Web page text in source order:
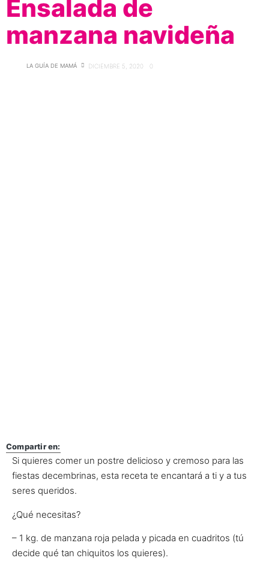
Ensalada de
manzana navideña
LA GUÍA DE MAMÁ DICIEMBRE 5, 2020 0
Compartir en:
Si quieres comer un postre delicioso y cremoso para las
fiestas decembrinas, esta receta te encantará a ti y a tus
seres queridos.
¿Qué necesitas?
– 1 kg. de manzana roja pelada y picada en cuadritos (tú
decide qué tan chiquitos los quieres).